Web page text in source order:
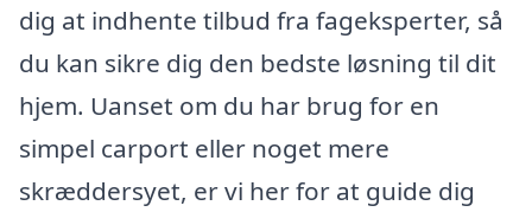
dig at indhente tilbud fra fageksperter, så
du kan sikre dig den bedste løsning til dit
hjem. Uanset om du har brug for en
simpel carport eller noget mere
skræddersyet, er vi her for at guide dig